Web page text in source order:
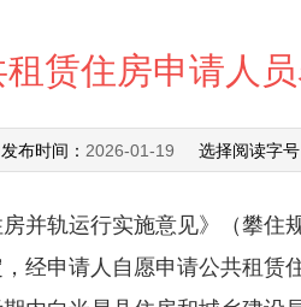
赁住房申请人
布时间： 2026-01-19 选择阅读字号
轨运行实施意见》（攀住
经申请人自愿申请公共租